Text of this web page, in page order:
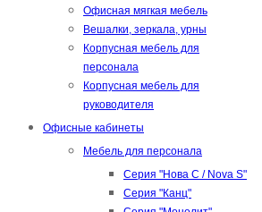
Офисная мягкая мебель
Вешалки, зеркала, урны
Корпусная мебель для
персонала
Корпусная мебель для
руководителя
Офисные кабинеты
Мебель для персонала
Серия "Нова С / Nova S"
Серия "Канц"